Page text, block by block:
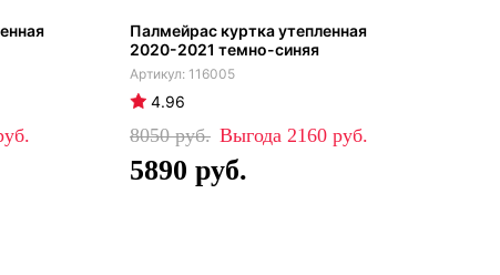
Палмейрас куртка утепленная
2020-2021 темно-синяя
116005
4.96
8050 2160
5890